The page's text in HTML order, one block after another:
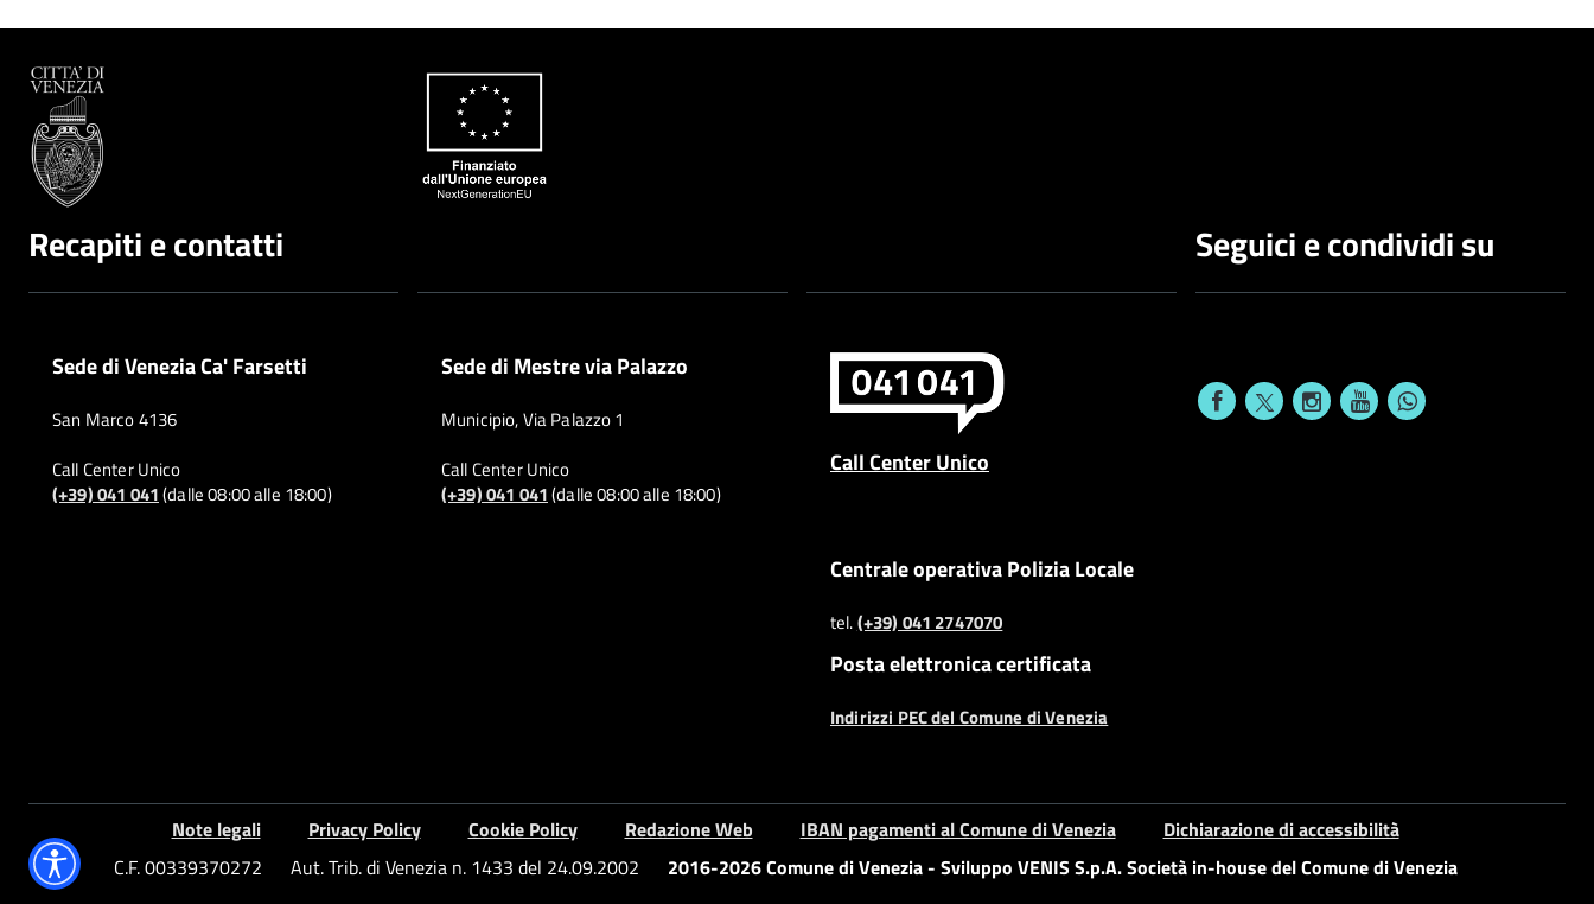
Recapiti e contatti
Sede di Venezia Ca' Farsetti
San Marco 4136
Call Center Unico
(+39) 041 041(dalle 08:00 alle 18:00)
Sede di Mestre via Palazzo
Municipio, Via Palazzo 1
Call Center Unico
(+39) 041 041(dalle 08:00 alle 18:00)
Call Center Unico
Centrale operativa Polizia Locale
tel.(+39) 041 2747070
Posta elettronica certificata
Indirizzi PEC del Comune di Venezia
Seguici e condividi su
Note legali Privacy Policy Cookie Policy Redazione Web IBAN pagamenti al Comune di Venezia
Dichiarazione di accessibilità
C.F. 00339370272
Aut. Trib. di Venezia n. 1433 del 24.09.2002 2016-2026 Comune di Venezia - Sviluppo VENIS S.p.A. Società in-house del Comune di Venezia